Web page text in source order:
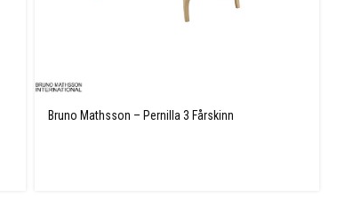
Bruno Mathsson – Pernilla 3 Fårskinn